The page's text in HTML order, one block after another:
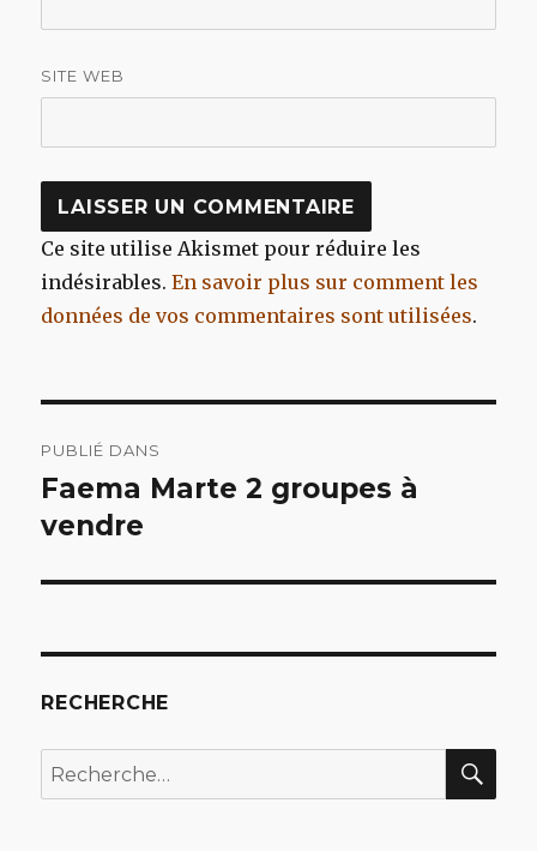
SITE WEB
Ce site utilise Akismet pour réduire les
indésirables.En savoir plus sur comment les
données de vos commentaires sont utilisées.
de
l’article
PUBLIÉ DANS
Faema Marte 2 groupes à
vendre
RECHERCHE
Recherche
pour